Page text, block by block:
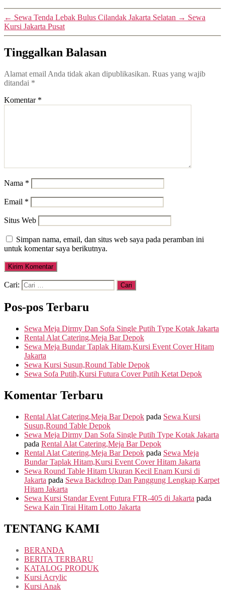
← Sewa Tenda Lebak Bulus Cilandak Jakarta Selatan → Sewa
Kursi Jakarta Pusat
Tinggalkan Balasan
Alamat email Anda tidak akan dipublikasikan. Ruas yang wajib
ditandai *
Komentar *
Nama *
Email *
Situs Web
Simpan nama, email, dan situs web saya pada peramban ini
untuk komentar saya berikutnya.
Cari:
Pos-pos Terbaru
Sewa Meja Dirmy Dan Sofa Single Putih Type Kotak Jakarta
Rental Alat Catering,Meja Bar Depok
Sewa Meja Bundar Taplak Hitam,Kursi Event Cover Hitam
Jakarta
Sewa Kursi Susun,Round Table Depok
Sewa Sofa Putih,Kursi Futura Cover Putih Ketat Depok
Komentar Terbaru
Rental Alat Catering,Meja Bar Depok pada Sewa Kursi
Susun,Round Table Depok
Sewa Meja Dirmy Dan Sofa Single Putih Type Kotak Jakarta
pada Rental Alat Catering,Meja Bar Depok
Rental Alat Catering,Meja Bar Depok pada Sewa Meja
Bundar Taplak Hitam,Kursi Event Cover Hitam Jakarta
Sewa Round Table Hitam Ukuran Kecil Enam Kursi di
Jakarta pada Sewa Backdrop Dan Panggung Lengkap Karpet
Hitam Jakarta
Sewa Kursi Standar Event Futura FTR-405 di Jakarta pada
Sewa Kain Tirai Hitam Lotto Jakarta
TENTANG KAMI
BERANDA
BERITA TERBARU
KATALOG PRODUK
Kursi Acrylic
Kursi Anak